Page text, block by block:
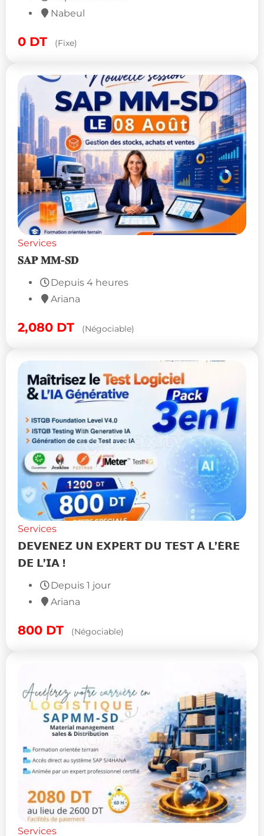
Nabeul
0 DT (Fixe)
Services
𝐒𝐀𝐏 𝐌𝐌-𝐒𝐃
Depuis 4 heures
Ariana
2,080 DT (Négociable)
Services
𝗗𝗘𝗩𝗘𝗡𝗘𝗭 𝗨𝗡 𝗘𝗫𝗣𝗘𝗥𝗧 𝗗𝗨 𝗧𝗘𝗦𝗧 𝗔̀ 𝗟’𝗘̀𝗥𝗘
𝗗𝗘 𝗟’𝗜𝗔 !
Depuis 1 jour
Ariana
800 DT (Négociable)
Services